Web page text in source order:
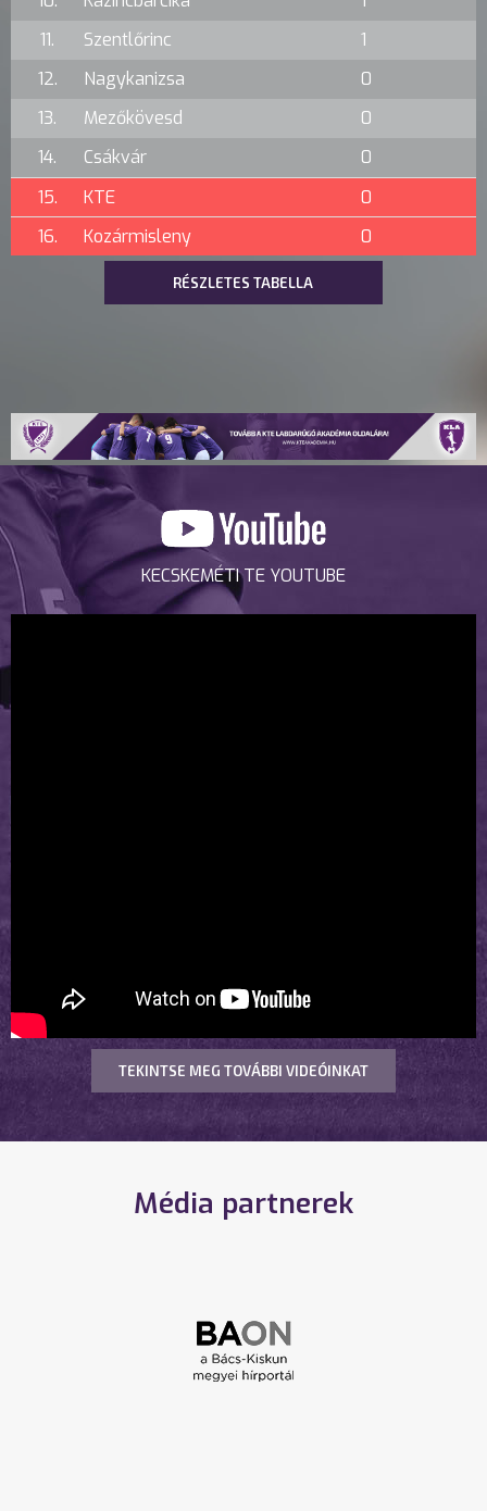
11.
Szentlőrinc
1
12.
Nagykanizsa
0
13.
Mezőkövesd
0
14.
Csákvár
0
15.
KTE
0
16.
Kozármisleny 0
RÉSZLETES TABELLA
KECSKEMÉTI TE YOUTUBE
TEKINTSE MEG TOVÁBBI VIDEÓINKAT
Média partnerek